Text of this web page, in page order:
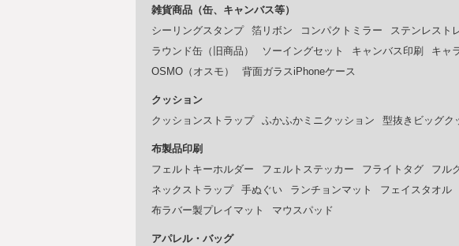
雑貨商品（缶、キャンバス等）
シーリングスタンプ
箔リボン コンパクトミラー ステンレスト
ラウンド缶（旧商品）
ソーイングセット キャンバス印刷 キャ
OSMO（オスモ）
背面ガラスiPhoneケース
クッション
クッションストラップ
ふかふかミニクッション 型抜きビッグク
布製品印刷
フェルトキーホルダー
フェルトステッカー フライトタグ フル
ネックストラップ
手ぬぐい ランチョンマット フェイスタオル
布ラバー製プレイマット
マウスパッド
アパレル・バッグ